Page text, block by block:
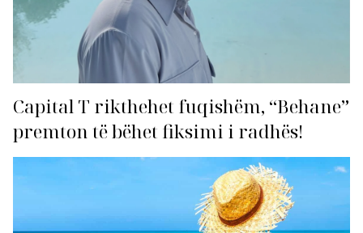
Capital T rikthehet fuqishëm, “Behane”
premton të bëhet fiksimi i radhës!